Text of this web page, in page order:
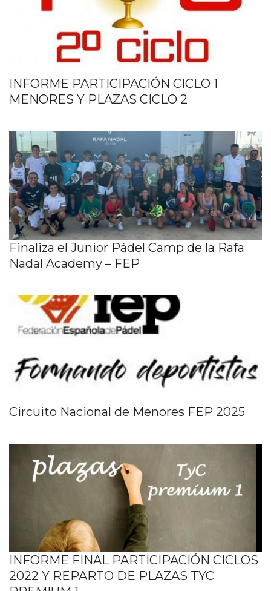
INFORME PARTICIPACIÓN CICLO 1
MENORES Y PLAZAS CICLO 2
Finaliza el Junior Pádel Camp de la Rafa
Nadal Academy – FEP
Circuito Nacional de Menores FEP 2025
INFORME FINAL PARTICIPACIÓN CICLOS
2022 Y REPARTO DE PLAZAS TYC